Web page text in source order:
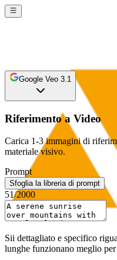
Google Veo 3.1
Riferimento a Video
Carica 1-3 immagini di
materiale visivo.
Prompt
Sfoglia la libreria di prompt
51/2000
Sii dettagliato e specifico
lunghe funzionano meglio